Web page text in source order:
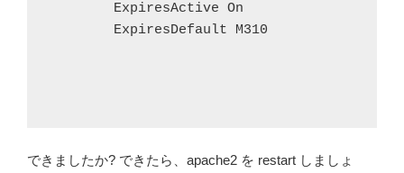
        ExpiresActive On
        ExpiresDefault M310
できましたか? できたら、apache2 を restart しましょ